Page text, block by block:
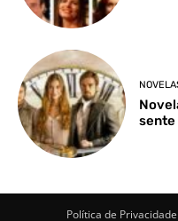
sente
Política de Privacidade